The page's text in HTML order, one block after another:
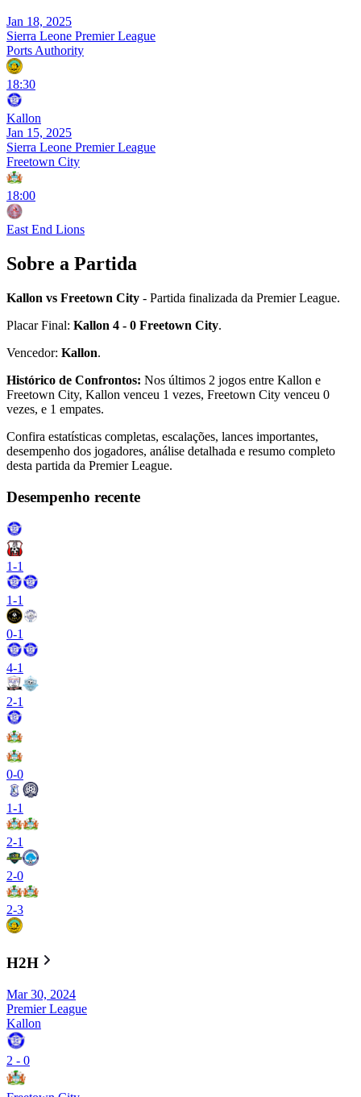
Jan 18, 2025
Sierra Leone Premier League
Ports Authority
18:30
Kallon
Jan 15, 2025
Sierra Leone Premier League
Freetown City
18:00
East End Lions
Sobre a Partida
Kallon vs Freetown City - Partida finalizada da Premier League.
Placar Final: Kallon 4 - 0 Freetown City.
Vencedor: Kallon.
Histórico de Confrontos: Nos últimos 2 jogos entre Kallon e
Freetown City, Kallon venceu 1 vezes, Freetown City venceu 0
vezes, e 1 empates.
Confira estatísticas completas, escalações, lances importantes,
desempenho dos jogadores, análise detalhada e resumo completo
desta partida da Premier League.
Desempenho recente
1-1
1-1
0-1
4-1
2-1
0-0
1-1
2-1
2-0
2-3
H2H
Mar 30, 2024
Premier League
Kallon
2 - 0